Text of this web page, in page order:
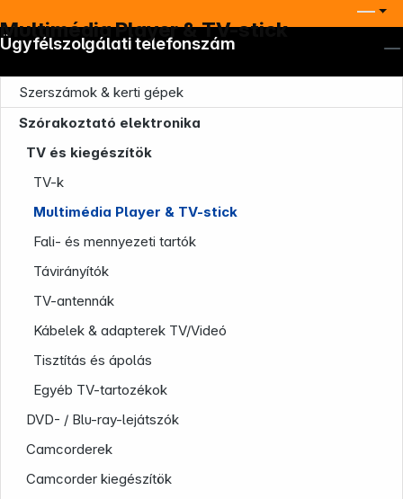
Multimédia Player & TV-stick
Szerszámok & kerti gépek
Szórakoztató elektronika
TV és kiegészítök
TV-k
Multimédia Player & TV-stick
Fali- és mennyezeti tartók
Távirányítók
TV-antennák
Kábelek & adapterek TV/Videó
Tisztítás és ápolás
Egyéb TV-tartozékok
DVD- / Blu-ray-lejátszók
Camcorderek
Camcorder kiegészítök
Ügyfélszolgálati telefonszám
Company